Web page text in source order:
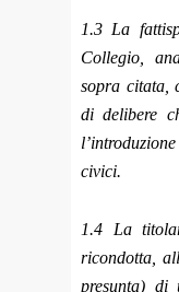
1.3 La
Collegio,
sopra citata,
di delibere
civici.
1.4 La
ricondotta,
presunta) di